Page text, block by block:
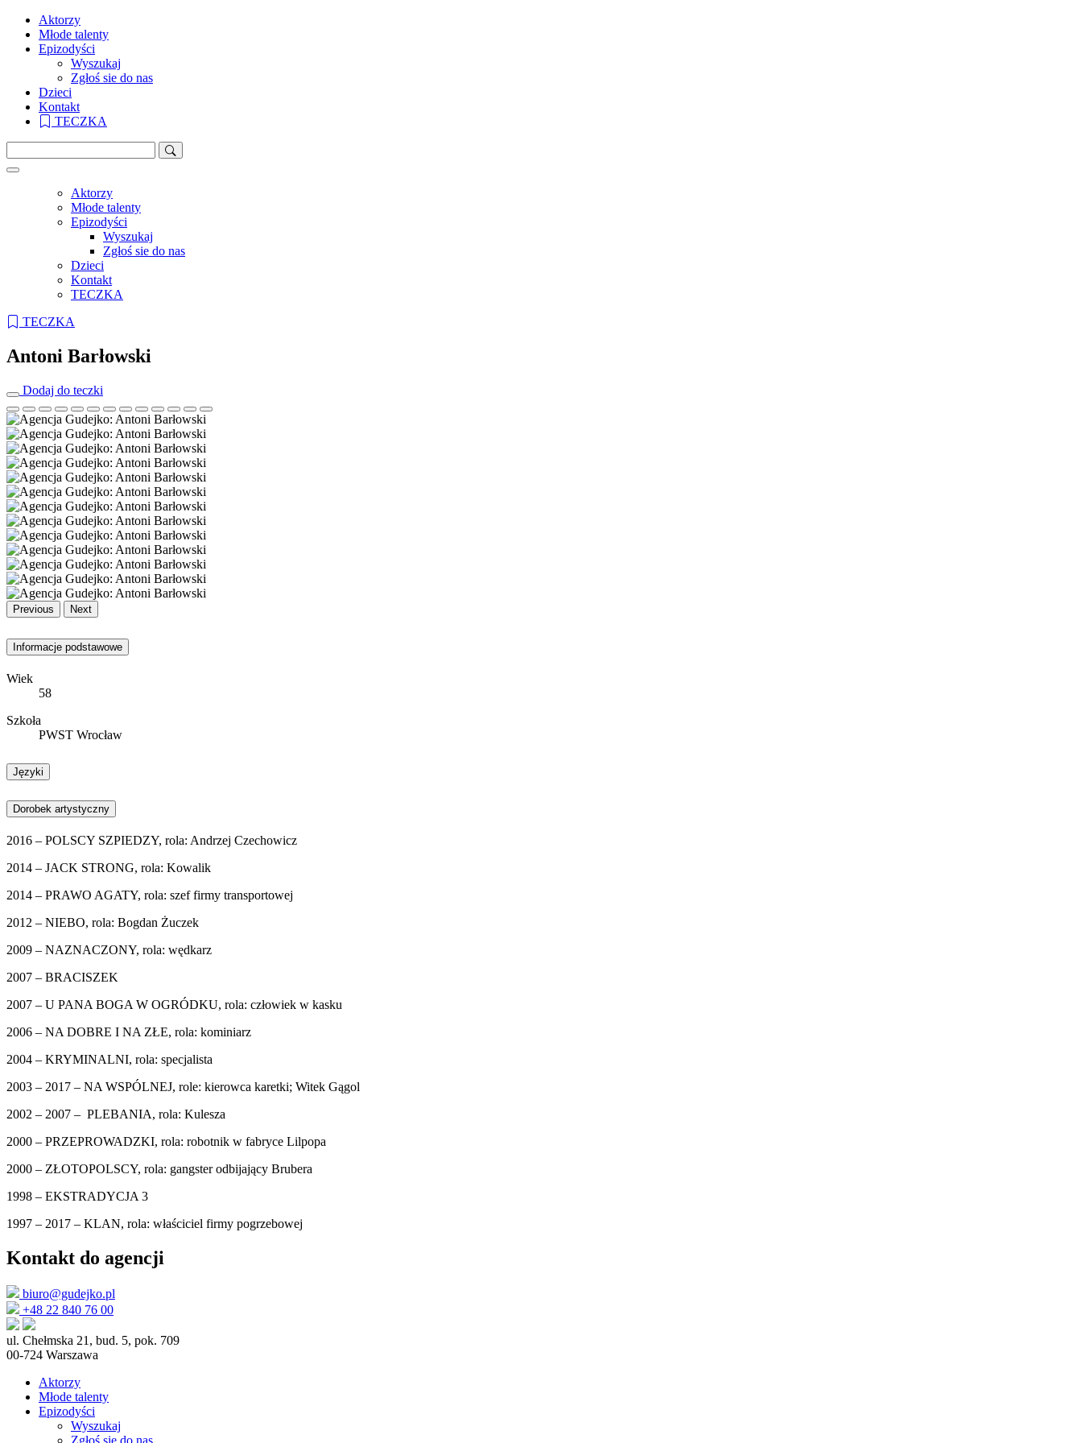
Aktorzy
Młode talenty
Epizodyści
Wyszukaj
Zgłoś sie do nas
Dzieci
Kontakt
TECZKA
Aktorzy
Młode talenty
Epizodyści
Wyszukaj
Zgłoś sie do nas
Dzieci
Kontakt
TECZKA
TECZKA
Antoni Barłowski
Dodaj do teczki
Previous Next
Informacje podstawowe
Wiek
58
Szkoła
PWST Wrocław
Języki
Dorobek artystyczny
2016 – POLSCY SZPIEDZY, rola: Andrzej Czechowicz
2014 – JACK STRONG, rola: Kowalik
2014 – PRAWO AGATY, rola: szef firmy transportowej
2012 – NIEBO, rola: Bogdan Żuczek
2009 – NAZNACZONY, rola: wędkarz
2007 – BRACISZEK
2007 – U PANA BOGA W OGRÓDKU, rola: człowiek w kasku
2006 – NA DOBRE I NA ZŁE, rola: kominiarz
2004 – KRYMINALNI, rola: specjalista
2003 – 2017 – NA WSPÓLNEJ, role: kierowca karetki; Witek Gągol
2002 – 2007 – PLEBANIA, rola: Kulesza
2000 – PRZEPROWADZKI, rola: robotnik w fabryce Lilpopa
2000 – ZŁOTOPOLSCY, rola: gangster odbijający Brubera
1998 – EKSTRADYCJA 3
1997 – 2017 – KLAN, rola: właściciel firmy pogrzebowej
Kontakt do agencji
biuro@gudejko.pl
+48 22 840 76 00
ul. Chełmska 21, bud. 5, pok. 709
00-724 Warszawa
Aktorzy
Młode talenty
Epizodyści
Wyszukaj